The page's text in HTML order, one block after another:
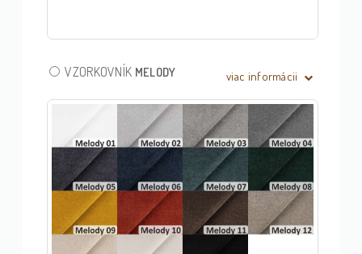
VZORKOVNÍK MELODY viac informácii